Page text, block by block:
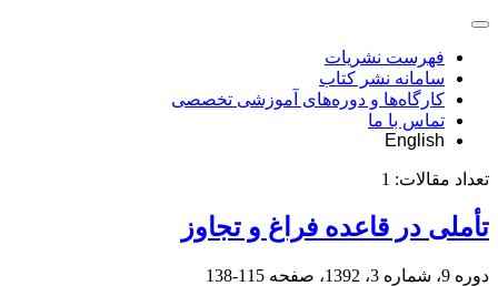
فهرست نشریات
سامانه نشر کتاب
کارگاه‌ها و دوره‌های آموزشی تخصصی
تماس با ما
English
تعداد مقالات: 1
تأملی در قاعده فراغ و تجاوز
دوره 9، شماره 3، 1392، صفحه 115-138